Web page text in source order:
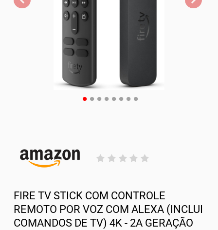
FIRE TV STICK COM CONTROLE
REMOTO POR VOZ COM ALEXA (INCLUI
COMANDOS DE TV) 4K - 2A GERAÇÃO